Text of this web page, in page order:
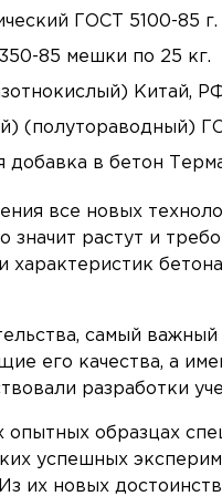
ГОСТ 5100-85
85 мешки по 25 кг.
Китай,
(полутораводный)
в бетон
все новых
значит растут и
самый
его качества, а
разработки
опытных образцах
успешных
их новых